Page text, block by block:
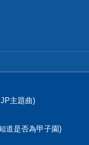
主題曲)
道是否為甲子園)